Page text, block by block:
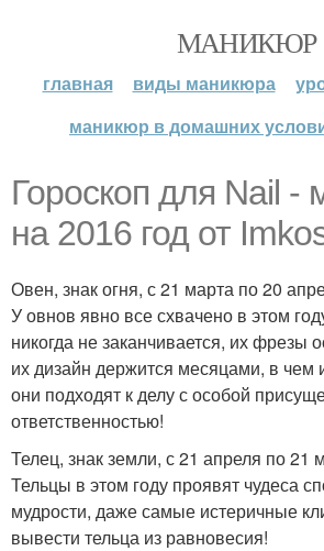
МАНИКЮР
главная виды маникюра
маникюр в домашних
Гороскоп для Nail -
на 2016 год от
Овен, знак огня, с 21 марта по 20
У овнов явно все схвачено в этом
никогда не заканчивается, их фрезы
их дизайн держится месяцами, в чем
они подходят к делу с особой
ответственностью!
Телец, знак земли, с 21 апреля по 21
Тельцы в этом году проявят чудеса
мудрости, даже самые истеричные
вывести тельца из равновесия!